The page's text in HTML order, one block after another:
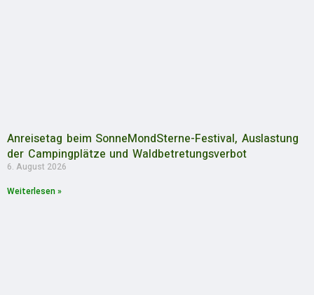
Anreisetag beim SonneMondSterne-Festival, Auslastung
der Campingplätze und Waldbetretungsverbot
6. August 2026
Weiterlesen »